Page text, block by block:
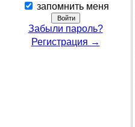
запомнить меня
Забыли пароль?
Регистрация →